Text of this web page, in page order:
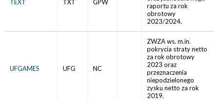
TEXT TXT GPW
raportu za rok
obrotowy
2023/2024.
UFGAMES UFG NC
ZWZA ws. m.in.
pokrycia straty netto
za rok obrotowy
2023 oraz
przeznaczenia
niepodzielonego
zysku netto za rok
2019.